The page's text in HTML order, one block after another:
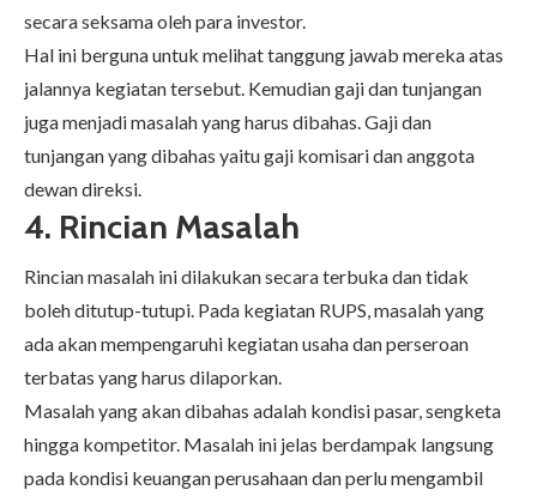
secara seksama oleh para investor.
Hal ini berguna untuk melihat tanggung jawab mereka atas
jalannya kegiatan tersebut. Kemudian gaji dan tunjangan
juga menjadi masalah yang harus dibahas. Gaji dan
tunjangan yang dibahas yaitu gaji komisari dan anggota
dewan direksi.
4. Rincian Masalah
Rincian masalah ini dilakukan secara terbuka dan tidak
boleh ditutup-tutupi. Pada kegiatan RUPS, masalah yang
ada akan mempengaruhi kegiatan usaha dan perseroan
terbatas yang harus dilaporkan.
Masalah yang akan dibahas adalah kondisi pasar, sengketa
hingga kompetitor. Masalah ini jelas berdampak langsung
pada kondisi keuangan perusahaan dan perlu mengambil